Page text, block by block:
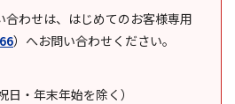
合わせは、はじめてのお客様専用
） へお問い合わせください。
・年末年始を除く）